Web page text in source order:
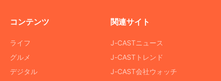
コンテンツ
ライフ
グルメ
デジタル
関連サイト
J-CASTニュース
J-CASTトレンド
J-CAST会社ウォッチ